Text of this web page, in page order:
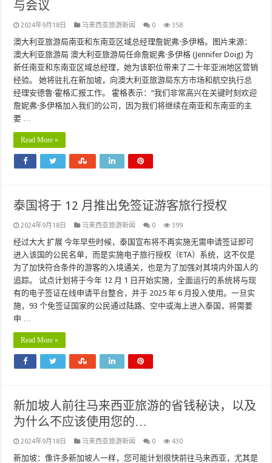
与会议
2024年9月18日 马来西亚旅游新闻 0 358
澳大利亚旅游局南亚和东南亚区域总经理詹妮弗·多伊格。图片来源：
澳大利亚旅游局 澳大利亚旅游局任命詹妮弗·多伊格 (Jennifer Doig) 为
新任南亚和东南亚区域总经理，她为该职位带来了二十年亚洲地区营销
经验。 她将驻扎在新加坡，向澳大利亚旅游局东方市场和航空执行总
经理安德鲁·霍格汇报工作。 霍格表示：“我们非常高兴在关键时刻欢迎
詹妮弗·多伊格加入我们的公司，因为我们将继续在南亚和东南亚的主
要 …
Read More »
泰国将于 12 月推出免签证游客旅行授权
2024年9月18日 马来西亚旅游新闻 0 399
经过大大 扩展 今年早些时候，泰国宣布将不再实施无需申请签证即可
进入该国的公民名单，而是实施电子旅行授权（ETA）系统，这不仅是
为了加快符合条件的游客的入境通关，也是为了加强对其境内外国人的
追踪。 试点计划将于今年 12 月 1 日开始实施，全面运行的系统将与现
有的电子签证在线申请平台整合，并于 2025 年 6 月投入使用。一旦实
施，93 个免签证国家的公民通过陆路、空中或海上进入泰国，将需要
申 …
Read More »
新加坡人前往马来西亚旅游的省钱秘诀，以及
为什么不应该使用您的…
2024年9月18日 马来西亚旅游新闻 0 430
新加坡：像许多新加坡人一样，您可能计划很快前往马来西亚，尤其是